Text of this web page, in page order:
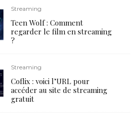
Streaming
Teen Wolf : Comment
regarder le film en streaming
?
Streaming
Coflix : voici l’URL pour
accéder au site de streaming
gratuit